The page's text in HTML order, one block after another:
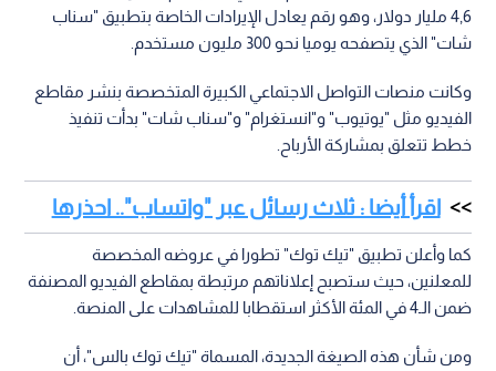
4,6 مليار دولار، وهو رقم يعادل الإيرادات الخاصة بتطبيق "سناب
شات" الذي يتصفحه يوميا نحو 300 مليون مستخدم.
وكانت منصات التواصل الاجتماعي الكبيرة المتخصصة بنشر مقاطع
الفيديو مثل "يوتيوب" و"انستغرام" و"سناب شات" بدأت تنفيذ
خطط تتعلق بمشاركة الأرباح.
اقرأ أيضا : ثلاث رسائل عبر "واتساب".. احذرها
كما وأعلن تطبيق "تيك توك" تطورا في عروضه المخصصة
للمعلنين، حيث ستصبح إعلاناتهم مرتبطة بمقاطع الفيديو المصنفة
ضمن الـ4 في المئة الأكثر استقطابا للمشاهدات على المنصة.
ومن شأن هذه الصيغة الجديدة، المسماة "تيك توك بالس"، أن